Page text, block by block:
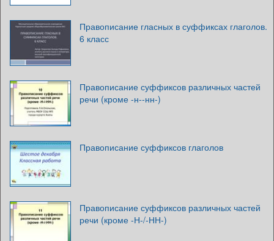
Правописание гласных в суффиксах глаголов.
6 класс
Правописание суффиксов различных частей
речи (кроме -н--нн-)
Правописание суффиксов глаголов
Правописание суффиксов различных частей
речи (кроме -Н-/-НН-)